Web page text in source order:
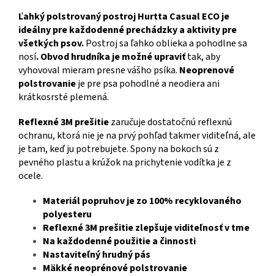
Ľahký polstrovaný postroj Hurtta Casual ECO je
ideálny pre každodenné prechádzky a aktivity pre
všetkých psov.Postroj sa ľahko oblieka a pohodlne sa
nosí. Obvod hrudníka je možné upraviťtak, aby
vyhovoval mieram presne vášho psíka. Neoprenové
polstrovanieje pre psa pohodlné a neodiera ani
krátkosrsté plemená.
Reflexné 3M prešitiezaručuje dostatočnú reflexnú
ochranu, ktorá nie je na prvý pohľad takmer viditeľná, ale
je tam, keď ju potrebujete. Spony na bokoch sú z
pevného plastu a krúžok na prichytenie vodítka je z
ocele.
Materiál popruhov je zo 100% recyklovaného
polyesteru
Reflexné 3M prešitie zlepšuje viditeľnosť v tme
Na každodenné použitie a činnosti
Nastaviteľný hrudný pás
Mäkké neoprénové polstrovanie